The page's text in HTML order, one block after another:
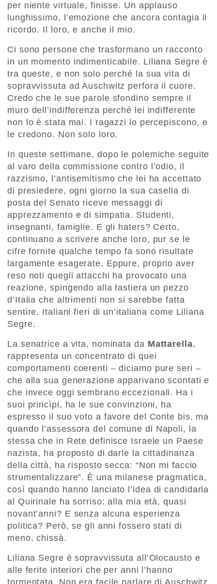
per niente virtuale, finisse. Un applauso
lunghissimo, l’emozione che ancora contagia il
ricordo. Il loro, e anche il mio.
Ci sono persone che trasformano un racconto
in un momento indimenticabile. Liliana Segre è
tra queste, e non solo perché la sua vita di
sopravvissuta ad Auschwitz perfora il cuore.
Credo che le sue parole sfondino sempre il
muro dell’indifferenza perché lei indifferente
non lo è stata mai. I ragazzi lo percepiscono, e
le credono. Non solo loro.
In queste settimane, dopo le polemiche seguite
al varo della commissione contro l’odio, il
razzismo, l’antisemitismo che lei ha accettato
di presiedere, ogni giorno la sua casella di
posta del Senato riceve messaggi di
apprezzamento e di simpatia. Studenti,
insegnanti, famiglie. E gli haters? Certo,
continuano a scrivere anche loro, pur se le
cifre fornite qualche tempo fa sono risultate
largamente esagerate. Eppure, proprio aver
reso noti quegli attacchi ha provocato una
reazione, spingendo alla tastiera un pezzo
d’Italia che altrimenti non si sarebbe fatta
sentire. Italiani fieri di un’italiana come Liliana
Segre.
La senatrice a vita, nominata da Mattarella,
rappresenta un concentrato di quei
comportamenti coerenti – diciamo pure seri –
che alla sua generazione apparivano scontati e
che invece oggi sembrano eccezionali. Ha i
suoi princìpi, ha le sue convinzioni, ha
espresso il suo voto a favore del Conte bis, ma
quando l’assessora del comune di Napoli, la
stessa che in Rete definisce Israele un Paese
nazista, ha proposto di darle la cittadinanza
della città, ha risposto secca: “Non mi faccio
strumentalizzare”. È una milanese pragmatica,
così quando hanno lanciato l’idea di candidarla
al Quirinale ha sorriso: alla mia età, quasi
novant’anni? E senza alcuna esperienza
politica? Però, se gli anni fossero stati di
meno, chissà.
Liliana Segre è sopravvissuta all’Olocausto e
alle ferite interiori che per anni l’hanno